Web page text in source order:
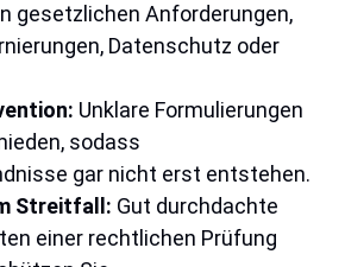
gesetzlichen Anforderungen,
Datenschutz oder
Unklare Formulierungen
sodass
gar nicht erst entstehen.
Streitfall: Gut durchdachte
einer rechtlichen Prüfung